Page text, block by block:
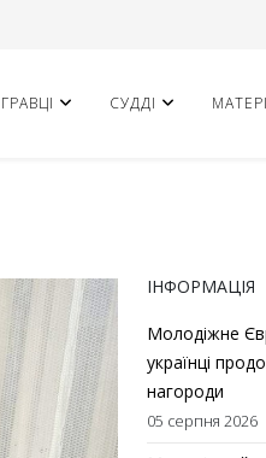
ГРАВЦІ СУДДІ
ІНФОРМАЦІЯ
Молодіжне
українці
нагороди
05 серпня 2026